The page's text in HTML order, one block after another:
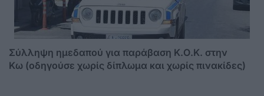
Σύλληψη ημεδαπού για παράβαση Κ.Ο.Κ. στην
Κω (οδηγούσε χωρίς δίπλωμα και χωρίς πινακίδες)